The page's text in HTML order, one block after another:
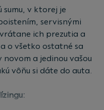
v ktorej je
servisnými
ich prezutia a
o všetko ostatné sa
a jedinou vašou
vôňu si dáte do auta.